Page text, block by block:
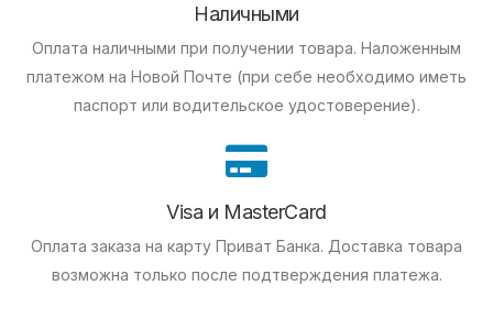
Наличными
Оплата наличными при получении товара. Наложенным
платежом на Новой Почте (при себе необходимо иметь
паспорт или водительское удостоверение).
Visa и MasterCard
Оплата заказа на карту Приват Банка. Доставка товара
возможна только после подтверждения платежа.